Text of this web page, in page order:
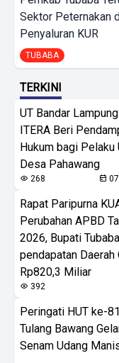
Sektor Peternakan
Penyaluran KUR
TUBABA
TERKINI
UT Bandar
ITERA Beri
Hukum bagi Pelaku
Desa Pahawang
268
Rapat Paripurna
Perubahan APBD
2026, Bupati
pendapatan Daerah
Rp820,3 Miliar
392
Peringati HUT ke-
Tulang Bawang
Senam Udang